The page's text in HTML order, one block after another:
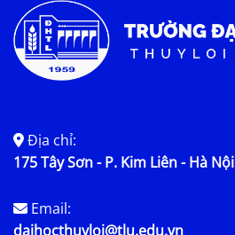
Địa chỉ:
175 Tây Sơn - P. Kim Liên - Hà Nội
Email:
daihocthuyloi@tlu.edu.vn